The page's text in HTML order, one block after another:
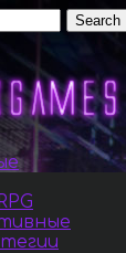
Search